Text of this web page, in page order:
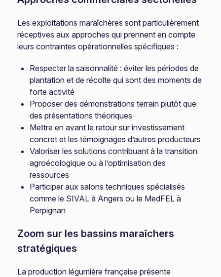
Les exploitations maraîchères sont particulièrement
réceptives aux approches qui prennent en compte
leurs contraintes opérationnelles spécifiques :
Respecter la saisonnalité : éviter les périodes de
plantation et de récolte qui sont des moments de
forte activité
Proposer des démonstrations terrain plutôt que
des présentations théoriques
Mettre en avant le retour sur investissement
concret et les témoignages d’autres producteurs
Valoriser les solutions contribuant à la transition
agroécologique ou à l’optimisation des
ressources
Participer aux salons techniques spécialisés
comme le SIVAL à Angers ou le MedFEL à
Perpignan
Zoom sur les bassins maraîchers
stratégiques
La production légumière française présente